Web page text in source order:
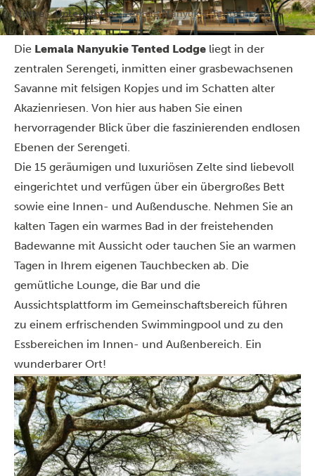
Home Unterkünfte Lemala Nanyukie Tented Lodge
Die Lemala Nanyukie Tented Lodge liegt in der
zentralen Serengeti, inmitten einer grasbewachsenen
Savanne mit felsigen Kopjes und im Schatten alter
Akazienriesen. Von hier aus haben Sie einen
hervorragender Blick über die faszinierenden endlosen
Ebenen der Serengeti.
Die 15 geräumigen und luxuriösen Zelte sind liebevoll
eingerichtet und verfügen über ein übergroßes Bett
sowie eine Innen- und Außendusche. Nehmen Sie an
kalten Tagen ein warmes Bad in der freistehenden
Badewanne mit Aussicht oder tauchen Sie an warmen
Tagen in Ihrem eigenen Tauchbecken ab. Die
gemütliche Lounge, die Bar und die
Aussichtsplattform im Gemeinschaftsbereich führen
zu einem erfrischenden Swimmingpool und zu den
Essbereichen im Innen- und Außenbereich. Ein
wunderbarer Ort!